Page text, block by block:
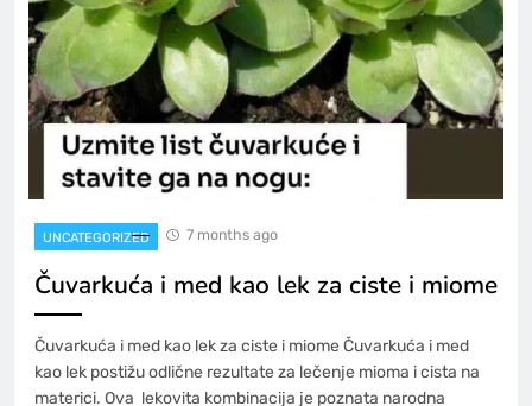
UNCATEGORIZED 7 months ago
Čuvarkuća i med kao lek za ciste i miome
Čuvarkuća i med kao lek za ciste i miome Čuvarkuća i med
kao lek postižu odlične rezultate za lečenje mioma i cista na
materici. Ova lekovita kombinacija je poznata narodna